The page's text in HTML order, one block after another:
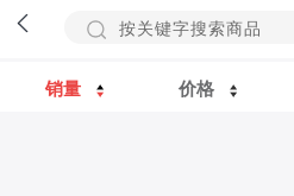
销量 价格